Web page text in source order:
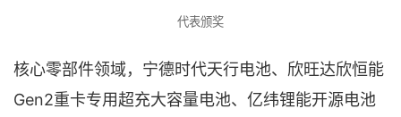
代表颁奖
核心零部件领域，宁德时代天行电池、欣旺达欣恒能
Gen2重卡专用超充大容量电池、亿纬锂能开源电池